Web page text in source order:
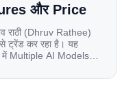
और Price
राठी (Dhruv Rathee)
ट्रेंड कर रहा है। यह
में Multiple AI Models
[…]